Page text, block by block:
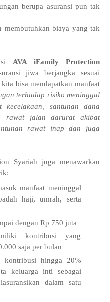
berupa asuransi pun tak
biaya yang tak
AVA iFamily Protection
jiwa berjangka sesuai
bisa mendapatkan manfaat
terhadap risiko meninggal
santunan dana
rawat jalan darurat akibat
rawat inap dan juga
Syariah juga menawarkan
manfaat meninggal
haji, umrah, serta
dengan Rp 750 juta
kontribusi yang
saja per bulan
kontribusi hingga 20%
keluarga inti sebagai
dalam satu